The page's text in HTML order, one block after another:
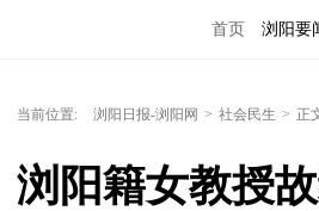
首页 浏阳要
当前位置: 浏阳日报-浏阳网 > 社会民生 > 正
浏阳籍女教授